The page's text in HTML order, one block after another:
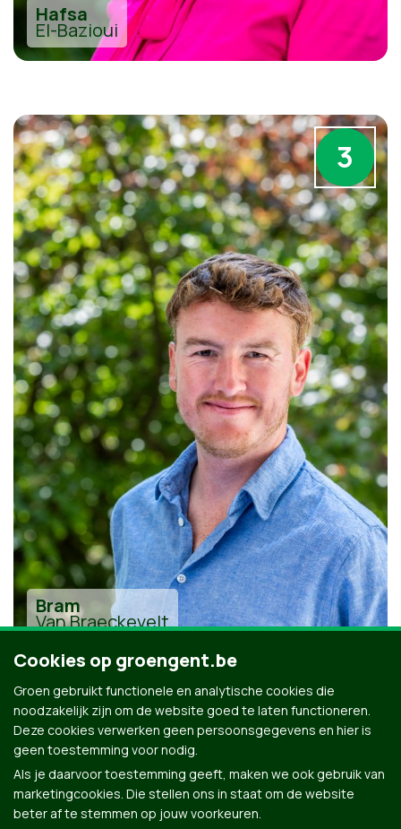
Hafsa
El-Bazioui
3
Bram
Van Braeckevelt
Alle kandidaten uit Gent
Cookies op groengent.be
Groen gebruikt functionele en analytische cookies die
noodzakelijk zijn om de website goed te laten functioneren.
Deze cookies verwerken geen persoonsgegevens en hier is
geen toestemming voor nodig.
Als je daarvoor toestemming geeft, maken we ook gebruik van
marketingcookies. Die stellen ons in staat om de website
beter af te stemmen op jouw voorkeuren.